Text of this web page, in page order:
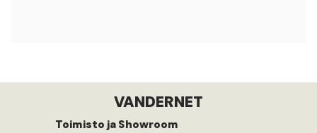
VANDERNET
Toimisto ja Showroom